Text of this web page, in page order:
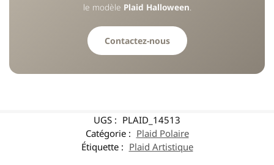
le modèle Plaid Halloween
Contactez-nous
UGS : PLAID_14513
Catégorie : Plaid Polaire
Étiquette : Plaid Artistique